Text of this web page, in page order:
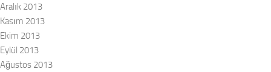
Aralık 2013
Kasım 2013
Ekim 2013
Eylül 2013
Ağustos 2013